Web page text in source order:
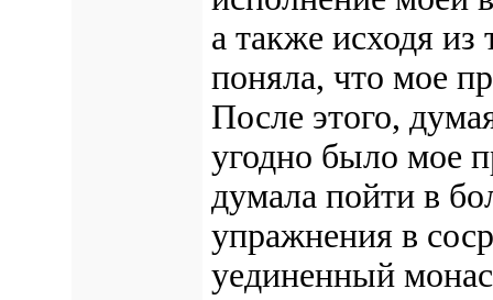
а также исходя из
поняла, что мое
После этого,
угодно было мое
думала пойти в
упражнения в
уединенный